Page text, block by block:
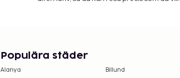
Populära städer
Alanya Billund